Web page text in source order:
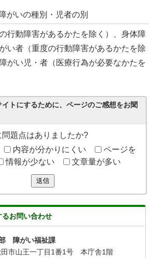
がいの種別・児者の別
行動障害があるかたを除く）、身体障
い者（重度の行動障害があるかたを除
がい児・者（医療行為が必要なかたを
イトにするために、ページのご感想をお聞
問題点はありましたか?
内容が分かりにくい
ページを
情報が少ない 文章量が多い
送信
るお問い合わせ
障がい福祉課
市山王一丁目1番1号 本庁舎1階